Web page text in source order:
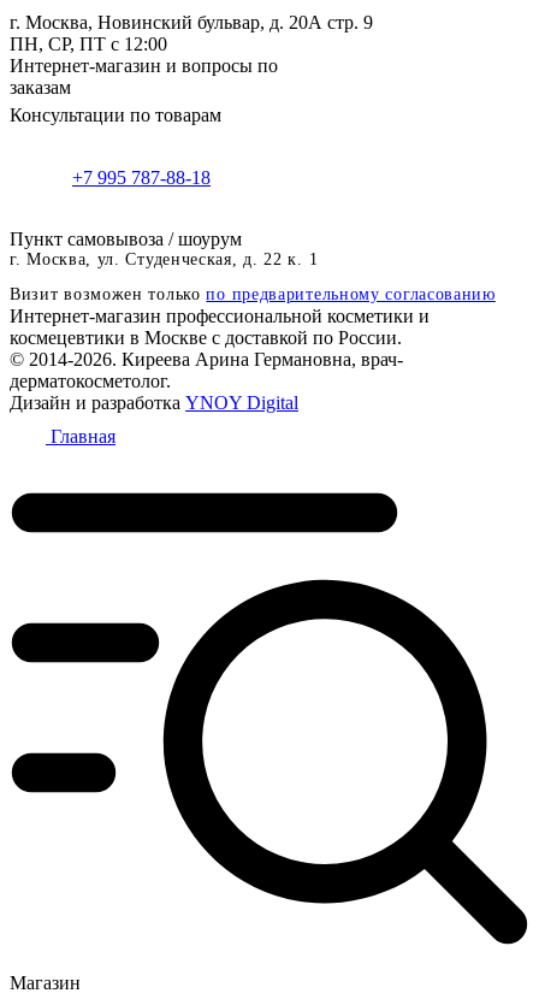
г. Москва, Новинский бульвар, д. 20А стр. 9
ПН, СР, ПТ с 12:00
Интернет-магазин и вопросы по
заказам
Консультации по товарам
+7 995 787-88-18
Пункт самовывоза / шоурум
г. Москва, ул. Студенческая, д. 22 к. 1
Визит возможен толькопо предварительному согласованию
Интернет-магазин профессиональной косметики и
космецевтики в Москве с доставкой по России.
© 2014-2026. Киреева Арина Германовна, врач-
дерматокосметолог.
Дизайн и разработка YNOY Digital
Главная
Магазин